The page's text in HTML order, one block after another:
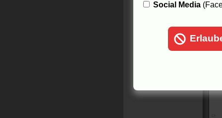
Social Media